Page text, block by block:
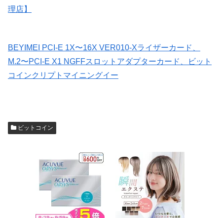
理店】
BEYIMEI PCI-E 1X〜16X VER010-Xライザーカード、
M.2〜PCI-E X1 NGFFスロットアダプターカード、ビット
コインクリプトマイニングイー
ビットコイン